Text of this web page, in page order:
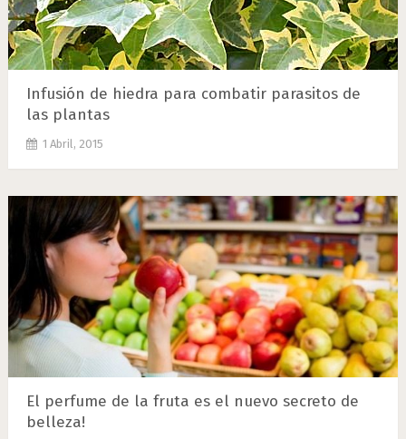
Infusión de hiedra para combatir parasitos de
las plantas
1 Abril, 2015
El perfume de la fruta es el nuevo secreto de
belleza!